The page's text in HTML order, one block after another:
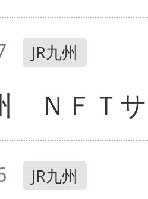
JR九州
ＮＦＴ
JR九州